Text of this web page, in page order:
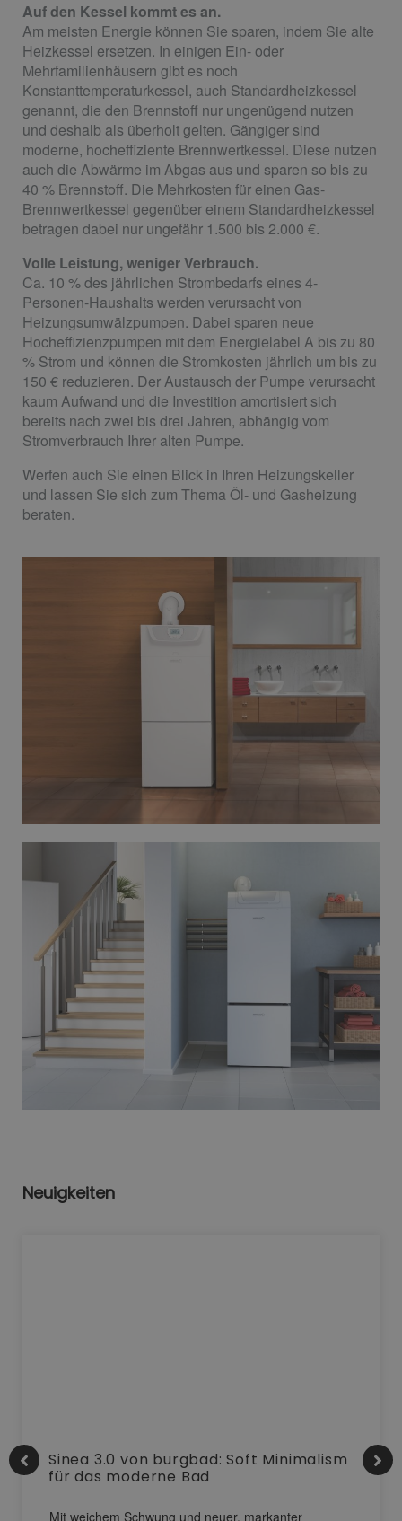
Auf den Kessel kommt es an.
Am meisten Energie können Sie sparen, indem Sie alte
Heizkessel ersetzen. In einigen Ein- oder
Mehrfamilienhäusern gibt es noch
Konstanttemperaturkessel, auch Standardheizkessel
genannt, die den Brennstoff nur ungenügend nutzen
und deshalb als überholt gelten. Gängiger sind
moderne, hocheffiziente Brennwertkessel. Diese nutzen
auch die Abwärme im Abgas aus und sparen so bis zu
40 % Brennstoff. Die Mehrkosten für einen Gas-
Brennwertkessel gegenüber einem Standardheizkessel
betragen dabei nur ungefähr 1.500 bis 2.000 €.
Volle Leistung, weniger Verbrauch.
Ca. 10 % des jährlichen Strombedarfs eines 4-
Personen-Haushalts werden verursacht von
Heizungsumwälzpumpen. Dabei sparen neue
Hocheffizienzpumpen mit dem Energielabel A bis zu 80
% Strom und können die Stromkosten jährlich um bis zu
150 € reduzieren. Der Austausch der Pumpe verursacht
kaum Aufwand und die Investition amortisiert sich
bereits nach zwei bis drei Jahren, abhängig vom
Stromverbrauch Ihrer alten Pumpe.
Werfen auch Sie einen Blick in Ihren Heizungskeller
und lassen Sie sich zum Thema Öl- und Gasheizung
beraten.
Neuigkeiten
Sinea 3.0 von burgbad: Soft Minimalism
für das moderne Bad
Mit weichem Schwung und neuer, markanter